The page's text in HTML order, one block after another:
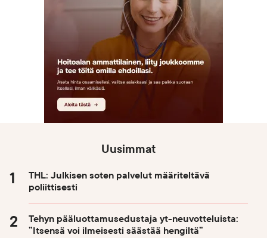
Uusimmat
THL: Julkisen soten palvelut määriteltävä
poliittisesti
Tehyn pääluottamusedustaja yt-neuvotteluista:
”Itsensä voi ilmeisesti säästää hengiltä”